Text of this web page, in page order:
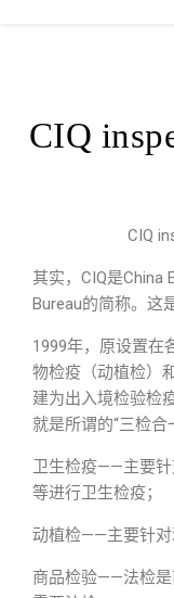
CIQ
CIQ
其实，CIQ是China
Bureau的简称。这
1999年，原设置在
物检疫（动植检）
建为出入境检验检
就是所谓的“三检合
卫生检疫——主要针
等进行卫生检疫；
动植检——主要针对
商品检验——法检是